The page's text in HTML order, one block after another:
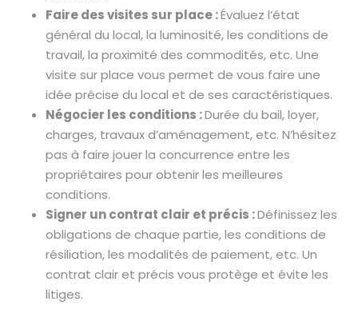
Faire des visites sur place :Évaluez l’état
général du local, la luminosité, les conditions de
travail, la proximité des commodités, etc. Une
visite sur place vous permet de vous faire une
idée précise du local et de ses caractéristiques.
Négocier les conditions :Durée du bail, loyer,
charges, travaux d’aménagement, etc. N’hésitez
pas à faire jouer la concurrence entre les
propriétaires pour obtenir les meilleures
conditions.
Signer un contrat clair et précis :Définissez les
obligations de chaque partie, les conditions de
résiliation, les modalités de paiement, etc. Un
contrat clair et précis vous protège et évite les
litiges.